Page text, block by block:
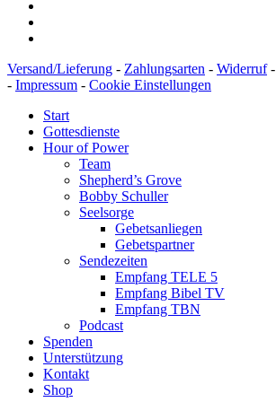
Versand/Lieferung - Zahlungsarten - Widerruf-
- Impressum - Cookie Einstellungen
Start
Gottesdienste
Hour of Power
Team
Shepherd’s Grove
Bobby Schuller
Seelsorge
Gebetsanliegen
Gebetspartner
Sendezeiten
Empfang TELE 5
Empfang Bibel TV
Empfang TBN
Podcast
Spenden
Unterstützung
Kontakt
Shop